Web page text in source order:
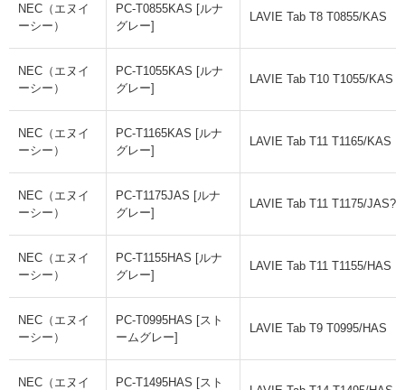
NEC（エヌイ
ーシー）
PC-T0855KAS [ルナ
グレー]
LAVIE Tab T8 T0855/KAS
NEC（エヌイ
ーシー）
PC-T1055KAS [ルナ
グレー]
LAVIE Tab T10 T1055/KAS
NEC（エヌイ
ーシー）
PC-T1165KAS [ルナ
グレー]
LAVIE Tab T11 T1165/KAS
NEC（エヌイ
ーシー）
PC-T1175JAS [ルナ
グレー]
LAVIE Tab T11 T1175/JAS?
NEC（エヌイ
ーシー）
PC-T1155HAS [ルナ
グレー]
LAVIE Tab T11 T1155/HAS
NEC（エヌイ
ーシー）
PC-T0995HAS [スト
ームグレー]
LAVIE Tab T9 T0995/HAS
NEC（エヌイ
PC-T1495HAS [スト